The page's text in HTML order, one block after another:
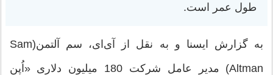
طول عمر است.
به گزارش ایسنا و به نقل از آی‌ای، سم آلتمن(Sam
Altman) مدیر عامل شرکت 180 میلیون دلاری «اُپن